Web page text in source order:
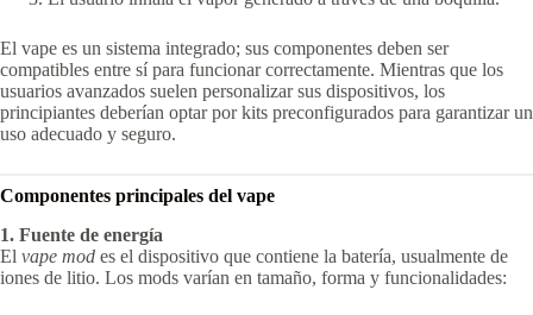
El vape es un sistema integrado; sus componentes deben ser
compatibles entre sí para funcionar correctamente. Mientras que los
usuarios avanzados suelen personalizar sus dispositivos, los
principiantes deberían optar por kits preconfigurados para garantizar un
uso adecuado y seguro.
Componentes principales del vape
1. Fuente de energía
El vape mod es el dispositivo que contiene la batería, usualmente de
iones de litio. Los mods varían en tamaño, forma y funcionalidades: